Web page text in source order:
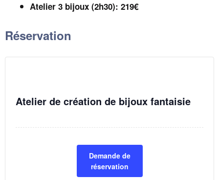
Atelier 3 bijoux (2h30): 219€
Réservation
Atelier de création de bijoux fantaisie
Demande de
réservation